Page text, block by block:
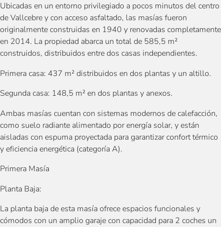
Ubicadas en un entorno privilegiado a pocos minutos del centro
de Vallcebre y con acceso asfaltado, las masías fueron
originalmente construidas en 1940 y renovadas completamente
en 2014. La propiedad abarca un total de 585,5 m²
construidos, distribuidos entre dos casas independientes.
Primera casa: 437 m² distribuidos en dos plantas y un altillo.
Segunda casa: 148,5 m² en dos plantas y anexos.
Ambas masías cuentan con sistemas modernos de calefacción,
como suelo radiante alimentado por energía solar, y están
aisladas con espuma proyectada para garantizar confort térmico
y eficiencia energética (categoría A).
Primera Masía
Planta Baja:
La planta baja de esta masía ofrece espacios funcionales y
cómodos con un amplio garaje con capacidad para 2 coches un